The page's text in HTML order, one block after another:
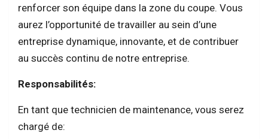
renforcer son équipe dans la zone du coupe. Vous
aurez l’opportunité de travailler au sein d’une
entreprise dynamique, innovante, et de contribuer
au succès continu de notre entreprise.
Responsabilités:
En tant que technicien de maintenance, vous serez
chargé de: